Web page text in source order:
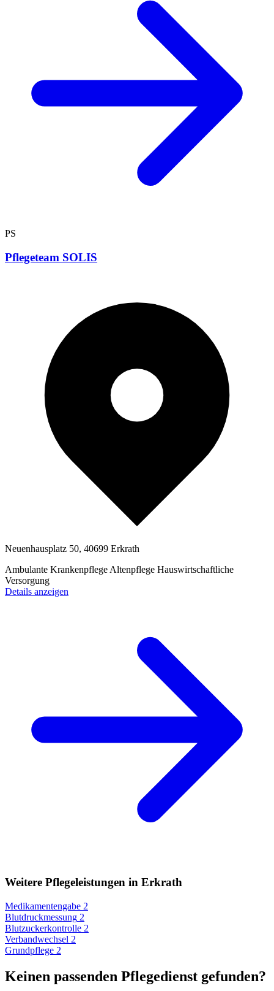
PS
Pflegeteam SOLIS
Neuenhausplatz 50, 40699 Erkrath
Ambulante Krankenpflege Altenpflege Hauswirtschaftliche
Versorgung
Details anzeigen
Weitere Pflegeleistungen in Erkrath
Medikamentengabe 2
Blutdruckmessung 2
Blutzuckerkontrolle 2
Verbandwechsel 2
Grundpflege 2
Keinen passenden Pflegedienst gefunden?